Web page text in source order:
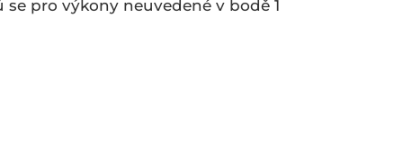
pro výkony neuvedené v bodě 1